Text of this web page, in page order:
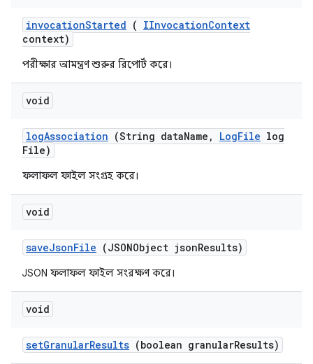
invocationStarted ( IInvocationContext
context)
পরীক্ষার আমন্ত্রণ শুরুর রিপোর্ট করে।
void
logAssociation (String dataName , LogFile log
File)
ফলাফল ফাইল সংগ্রহ করে।
void
saveJsonFile (JSONObject jsonResults)
JSON ফলাফল ফাইল সংরক্ষণ করে।
void
setGranularResults (boolean granularResults)